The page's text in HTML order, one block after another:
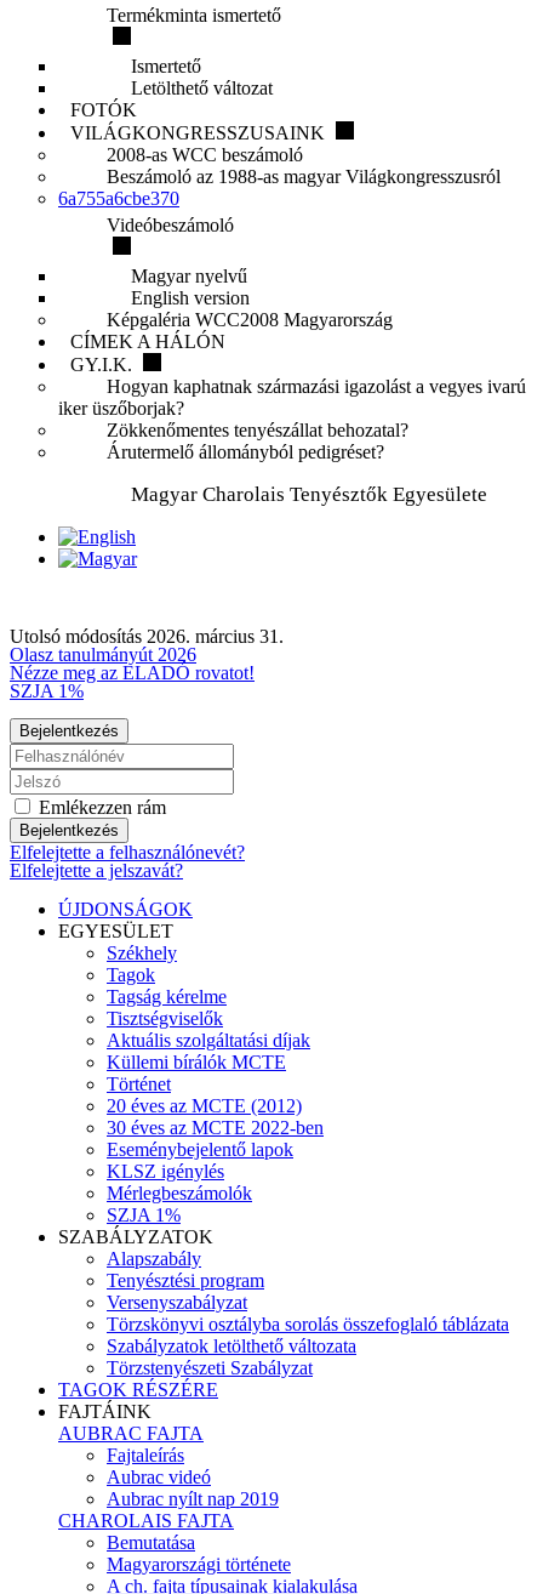
Termékminta ismertető
Ismertető
Letölthető változat
FOTÓK
VILÁGKONGRESSZUSAINK
2008-as WCC beszámoló
Beszámoló az 1988-as magyar Világkongresszusról
6a755a6cbe370
Videóbeszámoló
Magyar nyelvű
English version
Képgaléria WCC2008 Magyarország
CÍMEK A HÁLÓN
GY.I.K.
Hogyan kaphatnak származási igazolást a vegyes ivarú
iker üszőborjak?
Zökkenőmentes tenyészállat behozatal?
Árutermelő állományból pedigréset?
Magyar Charolais Tenyésztők Egyesülete
Utolsó módosítás 2026. március 31.
Olasz tanulmányút 2026
Nézze meg az ELADÓ rovatot!
SZJA 1%
Bejelentkezés
Emlékezzen rám
Bejelentkezés
Elfelejtette a felhasználónevét?
Elfelejtette a jelszavát?
ÚJDONSÁGOK
EGYESÜLET
Székhely
Tagok
Tagság kérelme
Tisztségviselők
Aktuális szolgáltatási díjak
Küllemi bírálók MCTE
Történet
20 éves az MCTE (2012)
30 éves az MCTE 2022-ben
Eseménybejelentő lapok
KLSZ igénylés
Mérlegbeszámolók
SZJA 1%
SZABÁLYZATOK
Alapszabály
Tenyésztési program
Versenyszabályzat
Törzskönyvi osztályba sorolás összefoglaló táblázata
Szabályzatok letölthető változata
Törzstenyészeti Szabályzat
TAGOK RÉSZÉRE
FAJTÁINK
AUBRAC FAJTA
Fajtaleírás
Aubrac videó
Aubrac nyílt nap 2019
CHAROLAIS FAJTA
Bemutatása
Magyarországi története
A ch. fajta típusainak kialakulása